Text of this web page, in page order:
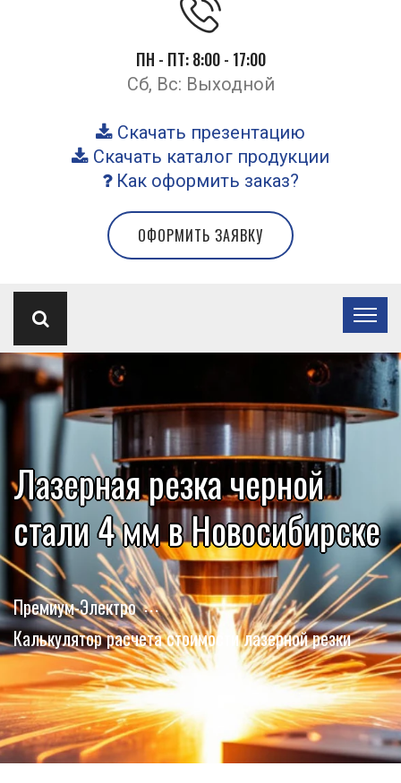
ПН - ПТ: 8:00 - 17:00
Сб, Вс: Выходной
Скачать презентацию
Скачать каталог продукции
Как оформить заказ?
ОФОРМИТЬ ЗАЯВКУ
Лазерная резка черной
стали 4 мм в Новосибирске
Премиум-Электро
Калькулятор расчета стоимости лазерной резки